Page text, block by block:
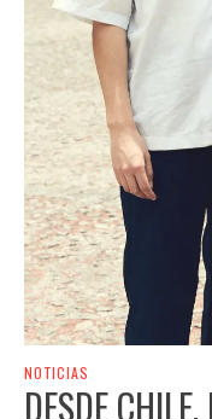
NOTICIAS
DESDE